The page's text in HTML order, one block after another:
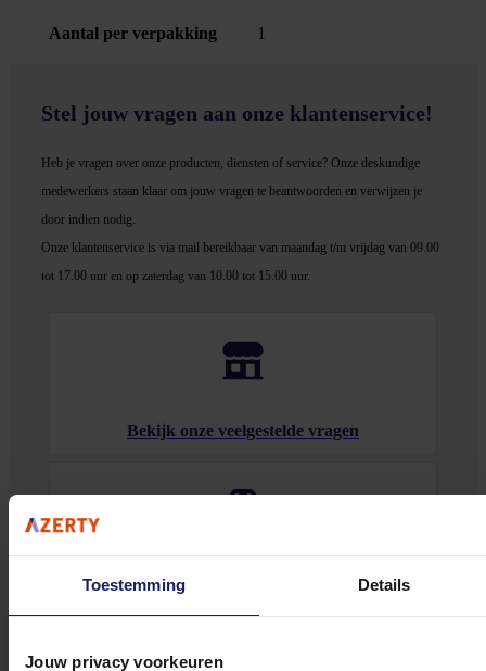
Toestemming Details
Jouw privacy voorkeuren
Aantal per verpakking 1
Stel jouw vragen aan onze klantenservice!
Heb je vragen over onze producten, diensten of service? Onze deskundige
medewerkers staan klaar om jouw vragen te beantwoorden en verwijzen je
door indien nodig.
Onze klantenservice is via mail bereikbaar van maandag t/m vrijdag van 09.00
tot 17.00 uur en op zaterdag van 10.00 tot 15.00 uur.
Bekijk onze veelgestelde vragen